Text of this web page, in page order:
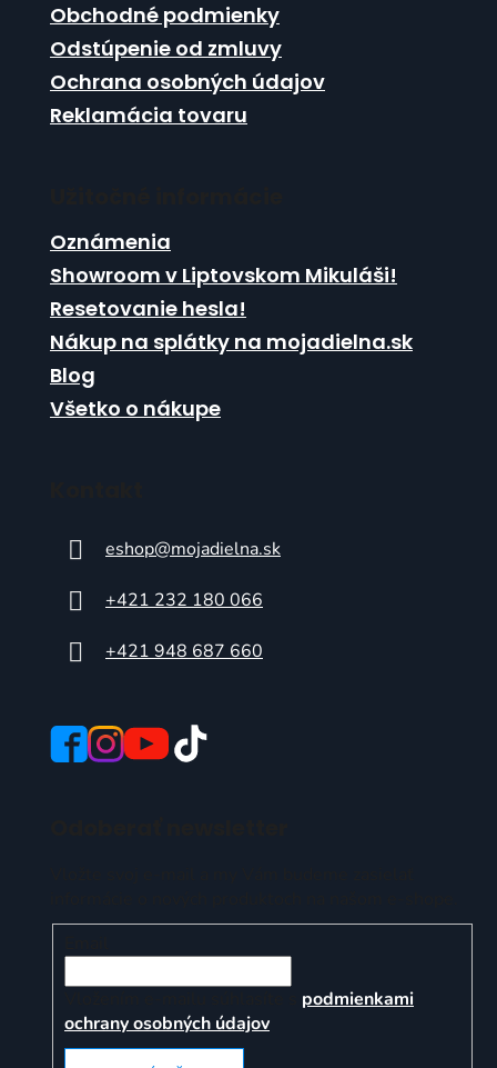
Obchodné podmienky
Odstúpenie od zmluvy
Ochrana osobných údajov
Reklamácia tovaru
Oznámenia
Showroom v Liptovskom Mikuláši!
Resetovanie hesla!
Nákup na splátky na mojadielna.sk
Blog
Všetko o nákupe
eshop@mojadielna.sk
+421 232 180 066
+421 948 687 660
podmienkami
ochrany osobných údajov